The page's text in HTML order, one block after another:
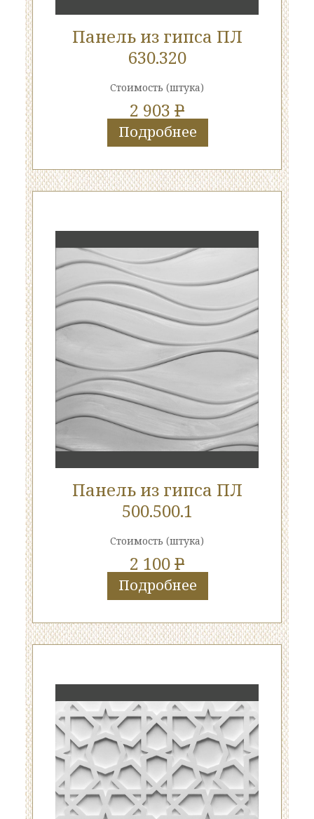
Панель из гипса ПЛ
630.320
Стоимость (штука)
2 903 P
Подробнее
Панель из гипса ПЛ
500.500.1
Стоимость (штука)
2 100P
Подробнее